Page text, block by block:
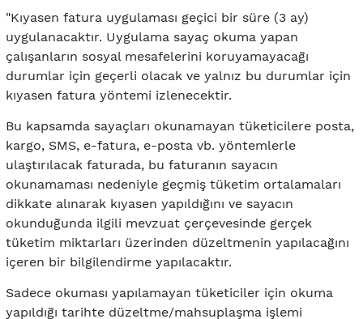
"Kıyasen fatura uygulaması geçici bir süre (3 ay)
uygulanacaktır. Uygulama sayaç okuma yapan
çalışanların sosyal mesafelerini koruyamayacağı
durumlar için geçerli olacak ve yalnız bu durumlar için
kıyasen fatura yöntemi izlenecektir.
Bu kapsamda sayaçları okunamayan tüketicilere posta,
kargo, SMS, e-fatura, e-posta vb. yöntemlerle
ulaştırılacak faturada, bu faturanın sayacın
okunamaması nedeniyle geçmiş tüketim ortalamaları
dikkate alınarak kıyasen yapıldığını ve sayacın
okunduğunda ilgili mevzuat çerçevesinde gerçek
tüketim miktarları üzerinden düzeltmenin yapılacağını
içeren bir bilgilendirme yapılacaktır.
Sadece okuması yapılamayan tüketiciler için okuma
yapıldığı tarihte düzeltme/mahsuplaşma işlemi